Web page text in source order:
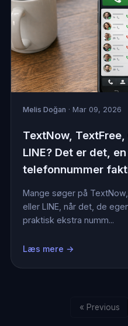
Melis Doğan · Mar 09, 2026
TextNow,
LINE? Det er det,
telefonnummer
Mange søger på
eller LINE, når det, de
praktisk ekstra numm...
Læs mere →
« Previous